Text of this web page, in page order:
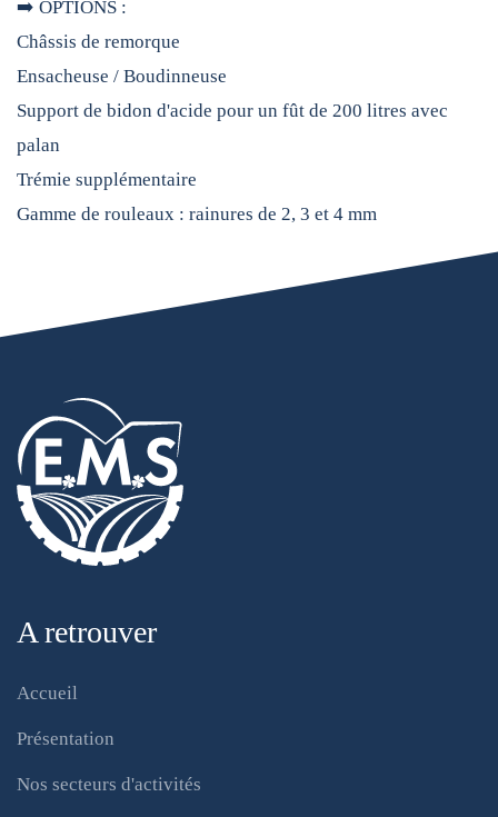
➡️ OPTIONS :
Châssis de remorque
Ensacheuse / Boudinneuse
Support de bidon d'acide pour un fût de 200 litres avec
palan
Trémie supplémentaire
Gamme de rouleaux : rainures de 2, 3 et 4 mm
A retrouver
Accueil
Présentation
Nos secteurs d'activités